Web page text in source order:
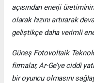
açısından enerji
olarak hızını artırarak
geliştikçe daha verimli
Güneş Fotovoltaik
firmalar, Ar-Ge’ye ciddi
bir oyuncu olmasını